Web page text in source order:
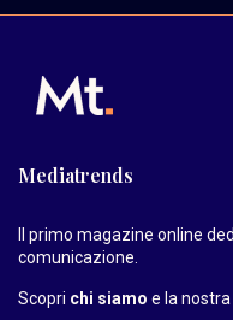
Mediatrends
Il primo magazine online
comunicazione.
Scopri chi siamo e la